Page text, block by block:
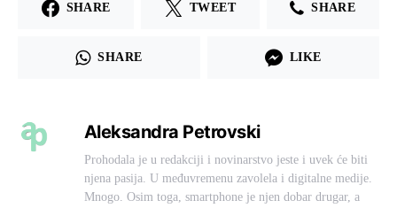
SHARE TWEET SHARE
SHARE LIKE
Aleksandra Petrovski
Prohodala je u redakciji i novinarstvo jeste i uvek će biti
njena pasija. U međuvremenu zavolela i digitalne medije.
Mnogo. Osim toga, smartphone je njen dobar drugar, a